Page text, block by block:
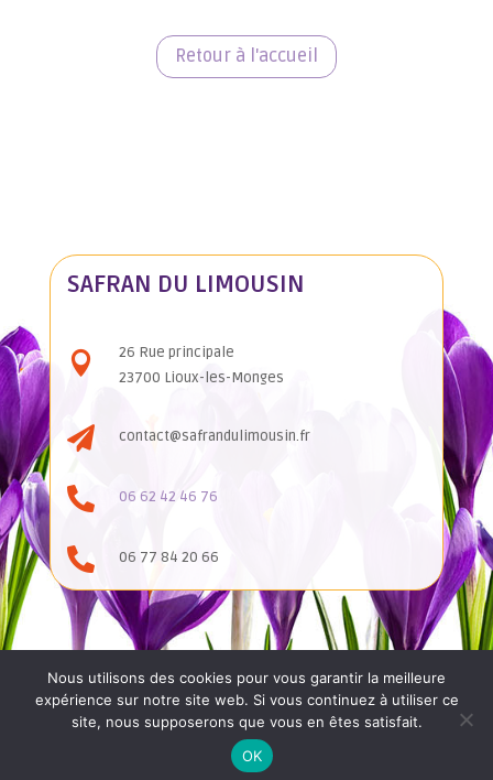
Retour à l'accueil
SAFRAN DU LIMOUSIN

26 Rue principale
23700 Lioux-les-Monges
 contact@safrandulimousin.fr
 06 62 42 46 76
 06 77 84 20 66
Mentions
Conditions
Politique de
confidentialité
Conception 2022 ©
Nous utilisons des cookies pour vous garantir la meilleure
expérience sur notre site web. Si vous continuez à utiliser ce
site, nous supposerons que vous en êtes satisfait.
OK